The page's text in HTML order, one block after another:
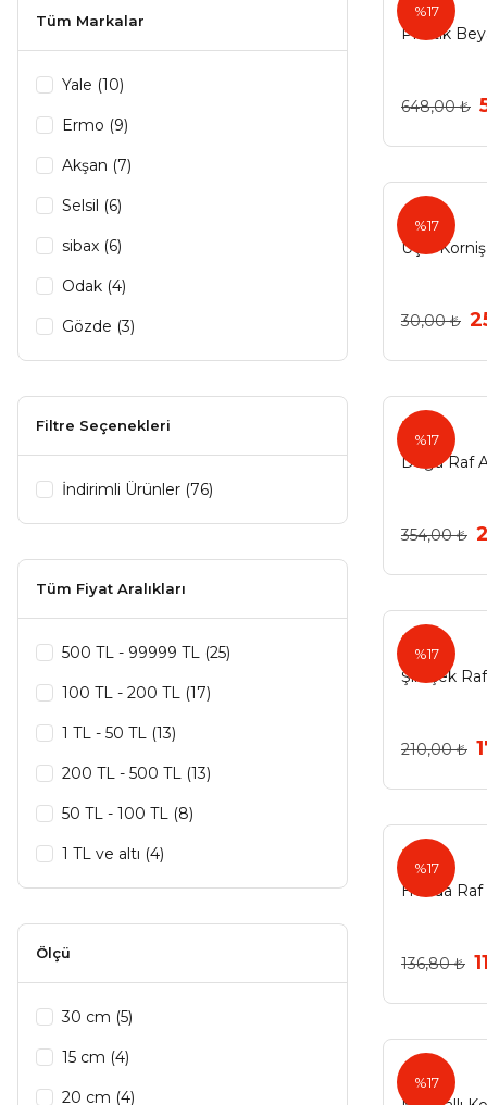
Tüm Markalar
Yale (10)
Ermo (9)
Akşan (7)
Selsil (6)
sibax (6)
Odak (4)
Gözde (3)
Agt (2)
Eryıldız (2)
Şen (2)
Best (1)
Cemax (1)
Elat (1)
Henda (1)
Modern Raf (1)
Onestar (1)
Pattex (1)
Soudal (1)
Vodabond (1)
Vodaseal (1)
Wonder (1)
Filtre Seçenekleri
İndirimli Ürünler (76)
Tüm Fiyat Aralıkları
500 TL - 99999 TL (25)
100 TL - 200 TL (17)
1 TL - 50 TL (13)
200 TL - 500 TL (13)
50 TL - 100 TL (8)
1 TL ve altı (4)
Ölçü
30 cm (5)
15 cm (4)
20 cm (4)
%17
Plastik
648,00 ₺
%17
Üçlü
30,00 ₺
%17
Ermo
Doğa Raf
354,00 ₺
%17
Ermo
Şimşek
210,00 ₺
%17
Henda
Henda Raf
136,80 ₺
%17